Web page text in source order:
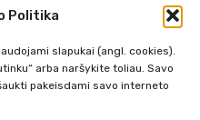
Politika
slapukai (angl. cookies).
arba naršykite toliau. Savo
pakeisdami savo interneto